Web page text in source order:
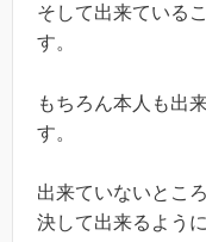
そして出来ている
す。
もちろん本人も出
す。
出来ていないとこ
決して出来るよう